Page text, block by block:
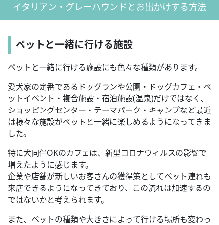
イタリアン・グレーハウンドとお出かけする方法
ペットと一緒に行ける施設
ペットと一緒に行ける施設にも色々な種類があります。
愛犬家の定番であるドッグランや公園・ドッグカフェ・ペ
ットイベント・複合施設・宿泊施設(温泉)だけではなく、
ショッピングセンター・テーマパーク・キャンプなど最近
は様々な施設がペットと一緒に楽しめるようになってきま
した。
特に犬同伴OKのカフェは、新型コロナウィルスの影響で
増えたように感じます。
企業や店舗が新しいお客さんの獲得策としてペット連れも
来店できるようになってきており、この流れは加速するの
ではないかと考えられます。
また、ペットの種類や大きさによって行ける場所も変わっ